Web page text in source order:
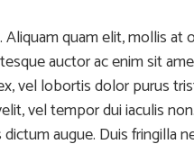
quam elit, mollis at
auctor ac enim sit
vel lobortis dolor purus
vel tempor dui iaculis non.
augue. Duis fringilla